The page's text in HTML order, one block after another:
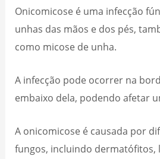
Onicomicose é uma infecção
unhas das mãos e dos pés,
como micose de unha.
A infecção pode ocorrer na
embaixo dela, podendo afetar
A onicomicose é causada por
fungos, incluindo dermatófitos,